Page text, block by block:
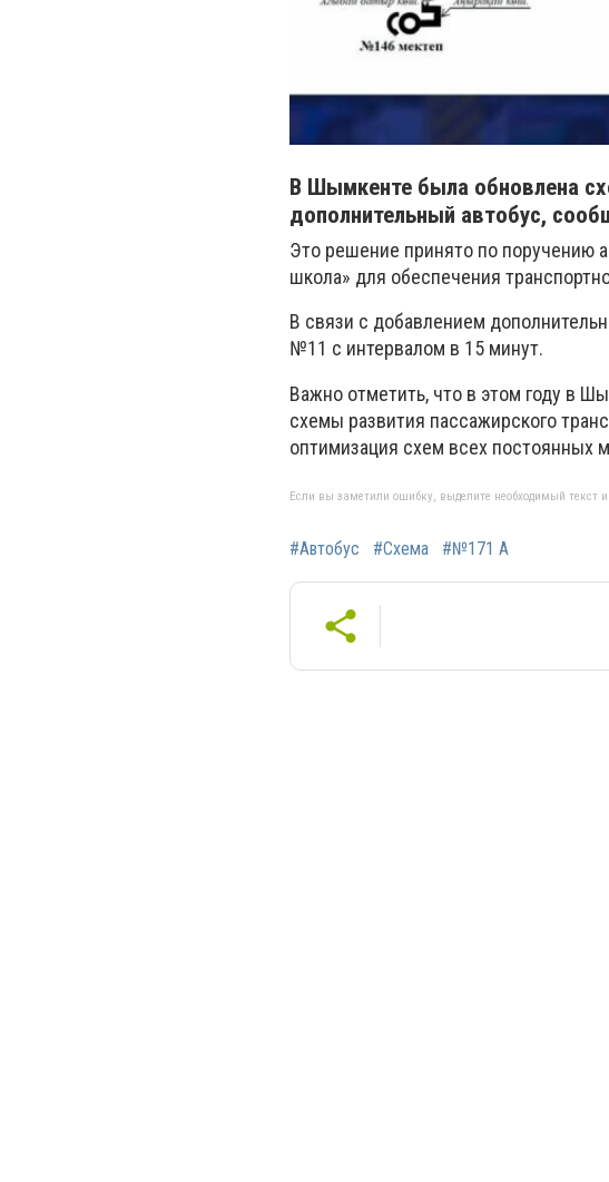
В Шымкенте была обновлена
дополнительный автобус,
Это решение принято по поручению
школа» для обеспечения
В связи с добавлением
№11 с интервалом в 15 минут.
Важно отметить, что в этом году в
схемы развития пассажирского
оптимизация схем всех постоянных
Если вы заметили ошибку, выделите необходимый текст
#Автобус #Схема #№171 А